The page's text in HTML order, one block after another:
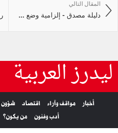
المقال التالي
دليلة مصدق - إلزامية وضع ...
ليدرز العربية
أخبار مواقف وآراء اقتصاد شؤون
أدب وفنون
من يكون؟